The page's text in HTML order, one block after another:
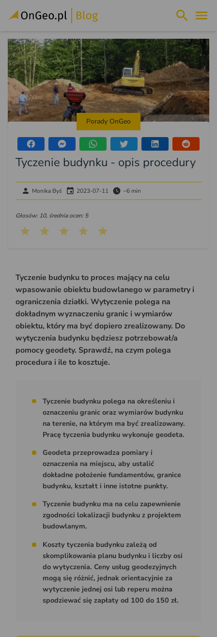
Porady OnGeo
Tyczenie budynku - opis procedury
Monika Byś 2023-07-11 ~6 min
Głosów: 10, średnia ocen: 5
Tyczenie budynku to proces mający na celu
wpasowanie obiektu budowlanego w parametry i
ograniczenia działki. Wytyczenie polega na
dokładnym wyznaczeniu granic i wymiarów
obiektu, który ma być dopiero zrealizowany. Do
wytyczenia budynku będziesz potrzebował/a
pomocy geodety. Sprawdź, na czym polega
procedura i ile to kosztuje.
Tyczenie budynku polega na określeniu i
oznaczeniu granic oraz wymiarów budynku
na terenie, na którym ma być zrealizowany.
Pracę tyczenia budynku wykonuje geodeta.
Geodeta przeprowadza pomiary i
oznaczenia na miejscu, aby ustalić
dokładne położenie fundamentów, granice
budynku, kształt i inne istotne punkty.
Tyczenie budynku ma na celu zapewnienie
zgodności lokalizacji budynku z projektem
budowlanym.
Koszty tyczenia budynku zależą od
skomplikowania planu budynku i liczby osi
do wytyczenia. Ceny usług geodezyjnych
mogą się różnić, jednak orientacyjnie za
wytyczenie jednej osi lub reperu można
spodziewać się zapłaty od 100 do 150 zł.